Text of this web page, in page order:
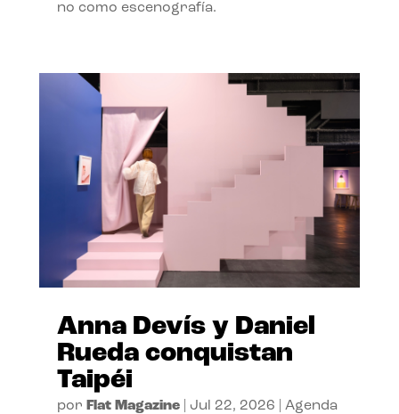
no como escenografía.
Anna Devís y Daniel
Rueda conquistan
Taipéi
por Flat Magazine| Jul 22, 2026 Agenda